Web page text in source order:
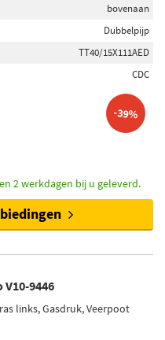
bovenaan
Dubbelpijp
TT40/15X111AED
CDC
-39%
2 werkdagen bij u geleverd.
9446
links, Gasdruk, Veerpoot